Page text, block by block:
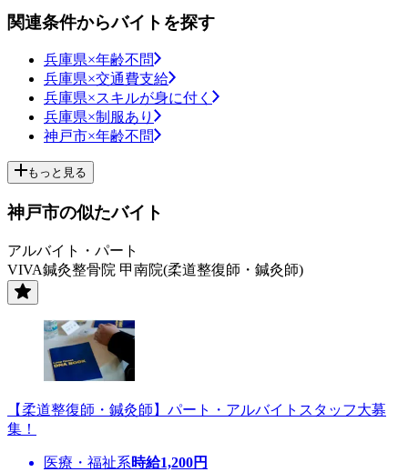
関連条件からバイトを探す
兵庫県×年齢不問
兵庫県×交通費支給
兵庫県×スキルが身に付く
兵庫県×制服あり
神戸市×年齢不問
もっと見る
神戸市の似たバイト
アルバイト・パート
VIVA鍼灸整骨院 甲南院(柔道整復師・鍼灸師)
【柔道整復師・鍼灸師】パート・アルバイトスタッフ大募
集！
医療・福祉系時給1,200円